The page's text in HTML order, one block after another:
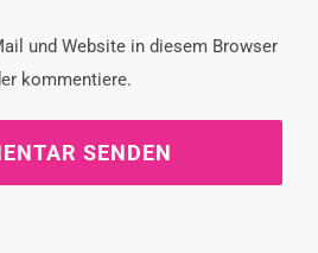
und Website in diesem Browser
kommentiere.